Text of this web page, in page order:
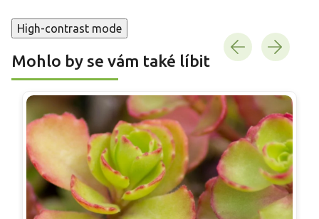
High-contrast mode
Mohlo by se vám také líbit